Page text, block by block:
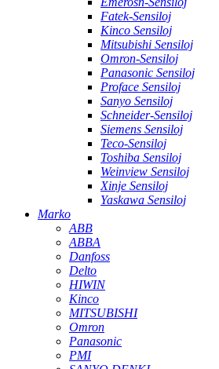
Fatek-Sensiloj
Kinco Sensiloj
Mitsubishi Sensiloj
Omron-Sensiloj
Panasonic Sensiloj
Proface Sensiloj
Sanyo Sensiloj
Schneider-Sensiloj
Siemens Sensiloj
Teco-Sensiloj
Toshiba Sensiloj
Weinview Sensiloj
Xinje Sensiloj
Yaskawa Sensiloj
Marko
ABB
ABBA
Danfoss
Delto
HIWIN
Kinco
MITSUBISHI
Omron
Panasonic
PMI